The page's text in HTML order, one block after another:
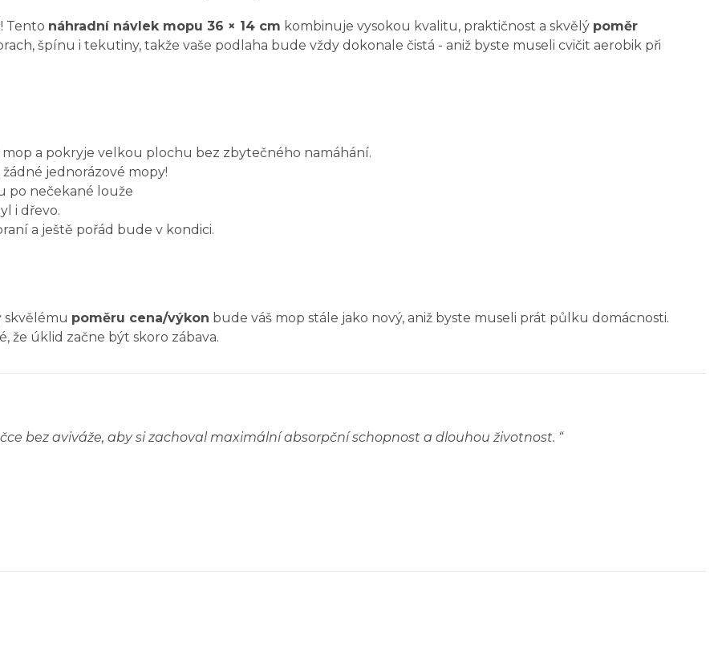
Tento náhradní návlek mopu 36 × 14 cm kombinuje vysokou kvalitu, praktičnost a skvělý poměr
špínu i tekutiny, takže vaše podlaha bude vždy dokonale čistá - aniž byste museli cvičit aerobik při
mop a pokryje velkou plochu bez zbytečného namáhání.
jednorázové mopy!
po nečekané louže
i dřevo.
a ještě pořád bude v kondici.
skvělému poměru cena/výkon bude váš mop stále jako nový, aniž byste museli prát půlku domácnosti.
že úklid začne být skoro zábava.
bez aviváže, aby si zachoval maximální absorpční schopnost a dlouhou životnost. “